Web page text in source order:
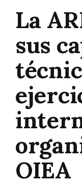
Nación
La
sus
OIEA